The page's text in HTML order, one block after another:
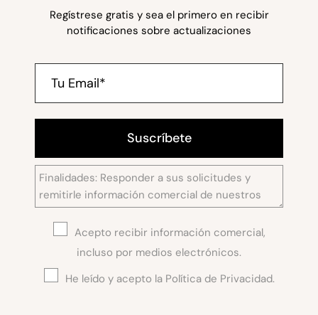
Regístrese gratis y sea el primero en recibir
notificaciones sobre actualizaciones
Suscríbete
Acepto recibir información comercial,
incluso por medios electrónicos.
He leído y acepto la Política de Privacidad.